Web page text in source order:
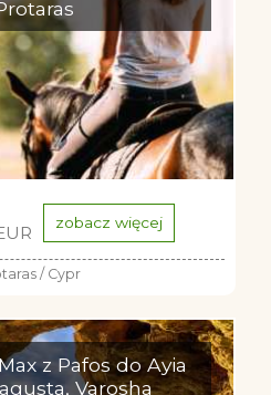
zobacz więcej
/ Cypr
z Pafos do Ayia
Varosha